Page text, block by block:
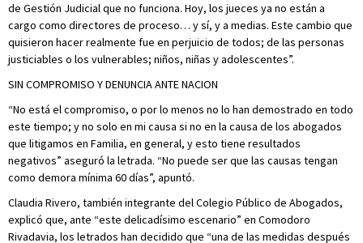
de Gestión Judicial que no funciona. Hoy, los jueces ya no están a
cargo como directores de proceso… y sí, y a medias. Este cambio que
quisieron hacer realmente fue en perjuicio de todos; de las personas
justiciables o los vulnerables; niños, niñas y adolescentes”.
SIN COMPROMISO Y DENUNCIA ANTE NACION
“No está el compromiso, o por lo menos no lo han demostrado en todo
este tiempo; y no solo en mi causa si no en la causa de los abogados
que litigamos en Familia, en general, y esto tiene resultados
negativos” aseguró la letrada. “No puede ser que las causas tengan
como demora mínima 60 días”, apuntó.
Claudia Rivero, también integrante del Colegio Público de Abogados,
explicó que, ante “este delicadísimo escenario” en Comodoro
Rivadavia, los letrados han decidido que “una de las medidas después